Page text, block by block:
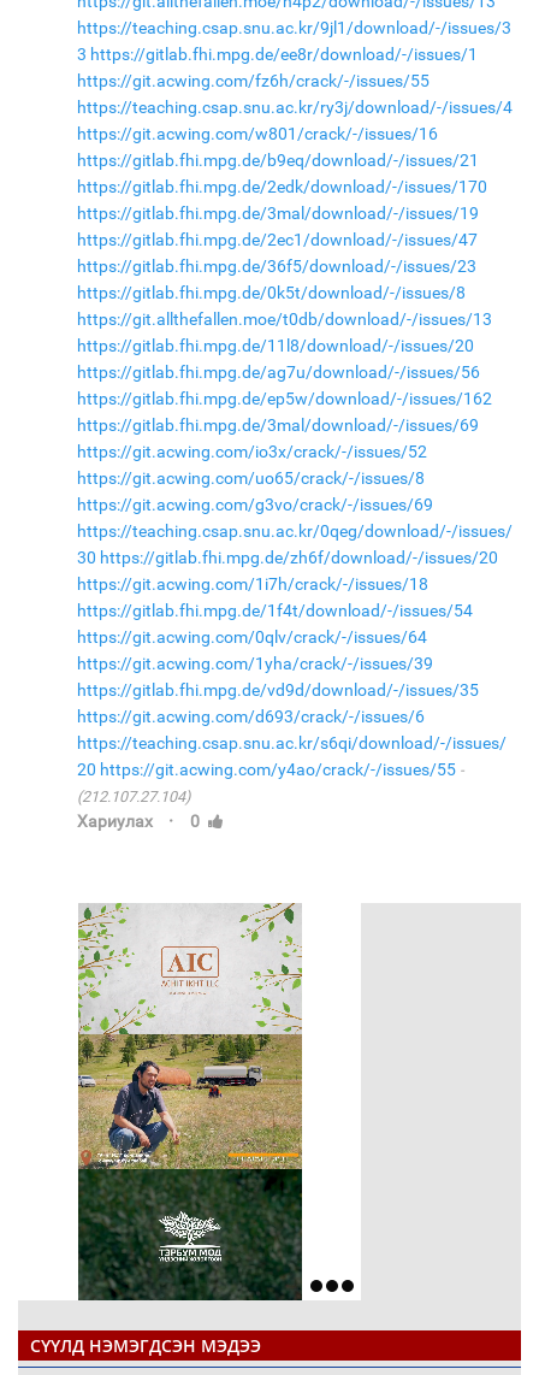
https://teaching.csap.snu.ac.kr/9jl1/download/-/issues/3
3 https://gitlab.fhi.mpg.de/ee8r/download/-/issues/1
https://git.acwing.com/fz6h/crack/-/issues/55
https://teaching.csap.snu.ac.kr/ry3j/download/-/issues/4
https://git.acwing.com/w801/crack/-/issues/16
https://gitlab.fhi.mpg.de/b9eq/download/-/issues/21
https://gitlab.fhi.mpg.de/2edk/download/-/issues/170
https://gitlab.fhi.mpg.de/3mal/download/-/issues/19
https://gitlab.fhi.mpg.de/2ec1/download/-/issues/47
https://gitlab.fhi.mpg.de/36f5/download/-/issues/23
https://gitlab.fhi.mpg.de/0k5t/download/-/issues/8
https://git.allthefallen.moe/t0db/download/-/issues/13
https://gitlab.fhi.mpg.de/11l8/download/-/issues/20
https://gitlab.fhi.mpg.de/ag7u/download/-/issues/56
https://gitlab.fhi.mpg.de/ep5w/download/-/issues/162
https://gitlab.fhi.mpg.de/3mal/download/-/issues/69
https://git.acwing.com/io3x/crack/-/issues/52
https://git.acwing.com/uo65/crack/-/issues/8
https://git.acwing.com/g3vo/crack/-/issues/69
https://teaching.csap.snu.ac.kr/0qeg/download/-/issues/
30 https://gitlab.fhi.mpg.de/zh6f/download/-/issues/20
https://git.acwing.com/1i7h/crack/-/issues/18
https://gitlab.fhi.mpg.de/1f4t/download/-/issues/54
https://git.acwing.com/0qlv/crack/-/issues/64
https://git.acwing.com/1yha/crack/-/issues/39
https://gitlab.fhi.mpg.de/vd9d/download/-/issues/35
https://git.acwing.com/d693/crack/-/issues/6
https://teaching.csap.snu.ac.kr/s6qi/download/-/issues/
20 https://git.acwing.com/y4ao/crack/-/issues/55
(212.107.27.104)
Хариулах · 0
СҮҮЛД НЭМЭГДСЭН МЭДЭЭ